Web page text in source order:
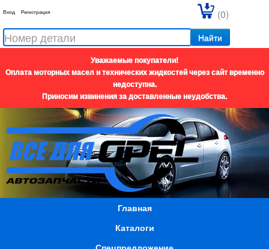
Вход Регистрация
Найти
(0)
Уважаемые покупатели!
Оплата моторных масел и технических жидкостей через сайт временно
недоступна.
Приносим извинения за доставленные неудобства.
Главная
Каталоги